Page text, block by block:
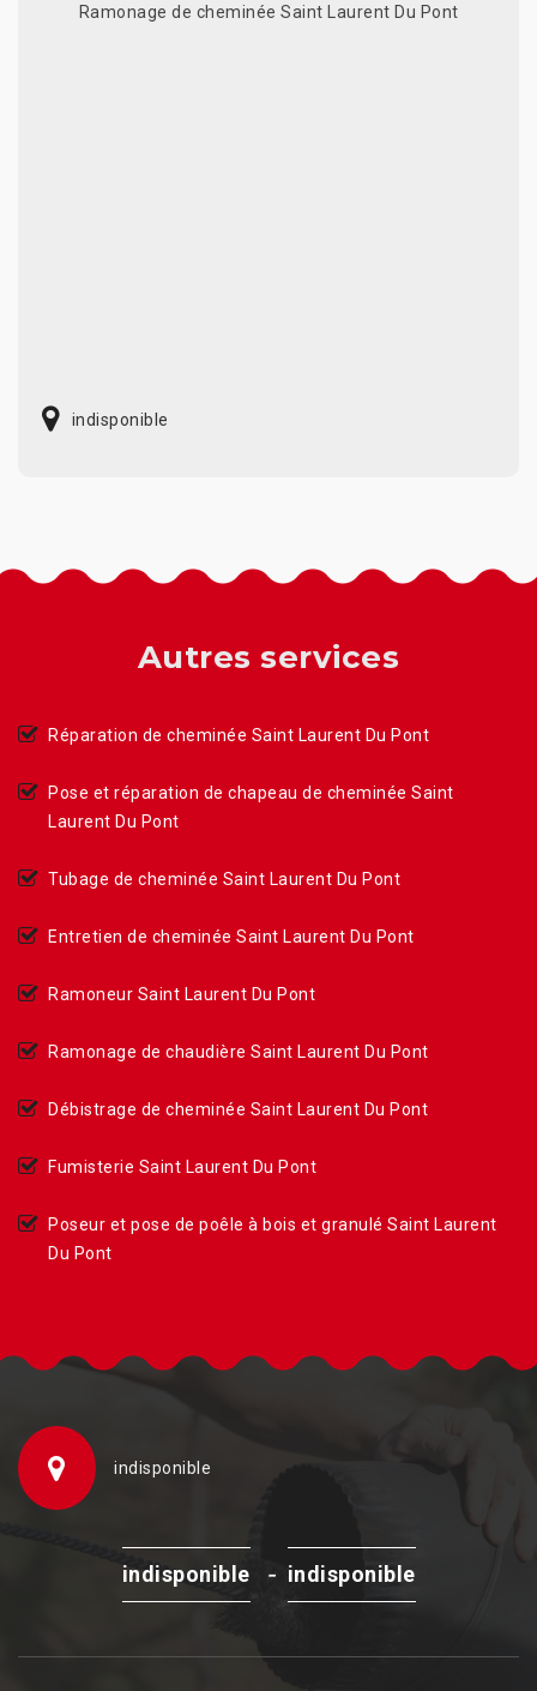
Ramonage de cheminée Saint Laurent Du Pont
indisponible
Autres services
Réparation de cheminée Saint Laurent Du Pont
Pose et réparation de chapeau de cheminée Saint
Laurent Du Pont
Tubage de cheminée Saint Laurent Du Pont
Entretien de cheminée Saint Laurent Du Pont
Ramoneur Saint Laurent Du Pont
Ramonage de chaudière Saint Laurent Du Pont
Débistrage de cheminée Saint Laurent Du Pont
Fumisterie Saint Laurent Du Pont
Poseur et pose de poêle à bois et granulé Saint Laurent
Du Pont
indisponible
indisponible - indisponible